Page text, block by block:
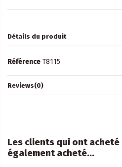
Détails du produit
Référence T8115
Reviews(0)
Les clients qui ont
également acheté...